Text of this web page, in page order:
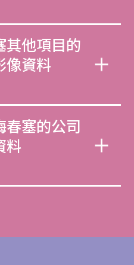
其他項目的
像資料
春塞的公司
料